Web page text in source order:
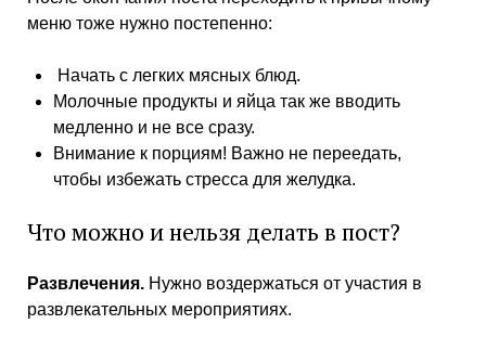
меню тоже нужно постепенно:
Начать с легких мясных блюд.
Молочные продукты и яйца так же вводить
медленно и не все сразу.
Внимание к порциям! Важно не переедать,
чтобы избежать стресса для желудка.
Что можно и нельзя делать в пост?
Развлечения.Нужно воздержаться от участия в
развлекательных мероприятиях.